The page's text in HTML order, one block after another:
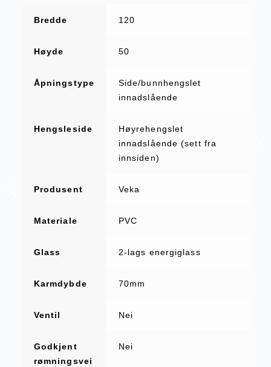
Bredde 120
Høyde 50
Åpningstype
Side/bunnhengslet
innadslående
Hengsleside
Høyrehengslet
innadslående (sett fra
innsiden)
Produsent Veka
Materiale PVC
Glass 2-lags energiglass
Karmdybde 70mm
Ventil Nei
Godkjent
rømningsvei
Nei